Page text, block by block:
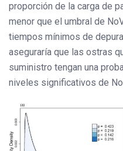
proporción de la carga de
menor que el umbral de
tiempos mínimos de
aseguraría que las ostras
suministro tengan una
niveles significativos de